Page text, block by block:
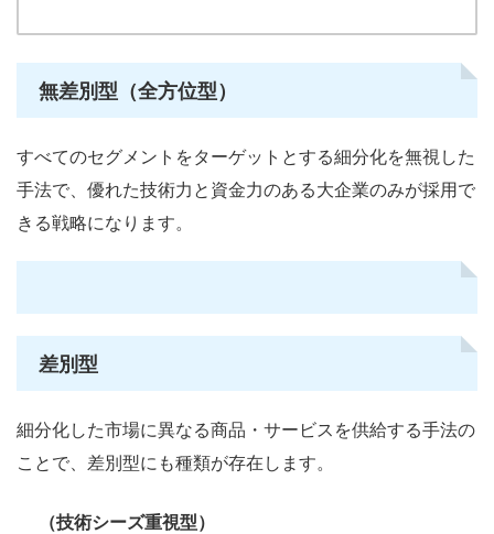
無差別型（全方位型）
すべてのセグメントをターゲットとする細分化を無視した
手法で、優れた技術力と資金力のある大企業のみが採用で
きる戦略になります。
差別型
細分化した市場に異なる商品・サービスを供給する手法の
ことで、差別型にも種類が存在します。
（技術シーズ重視型）